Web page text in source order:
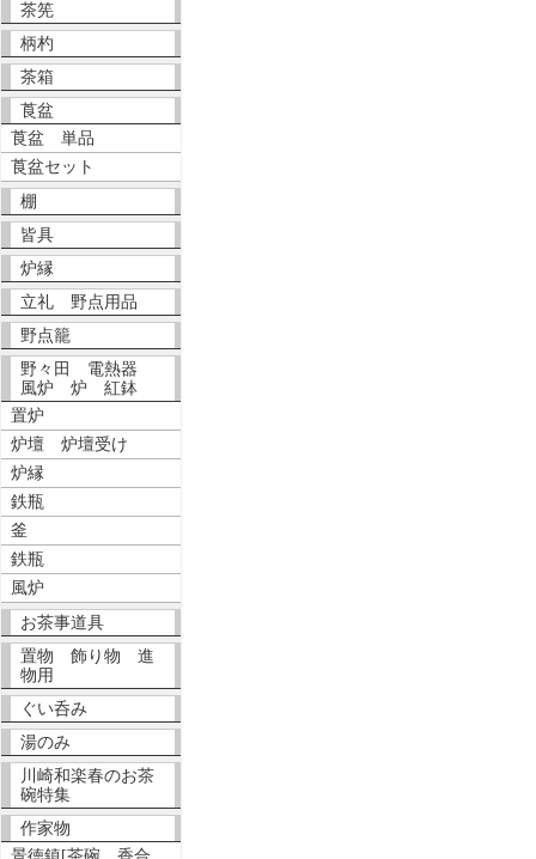
茶筅
柄杓
茶箱
莨盆
莨盆 単品
莨盆セット
棚
皆具
炉縁
立礼 野点用品
野点籠
野々田 電熱器
風炉 炉 紅鉢
置炉
炉壇 炉壇受け
炉縁
鉄瓶
釜
鉄瓶
風炉
お茶事道具
置物 飾り物 進
物用
ぐい呑み
湯のみ
川崎和楽春のお茶
碗特集
作家物